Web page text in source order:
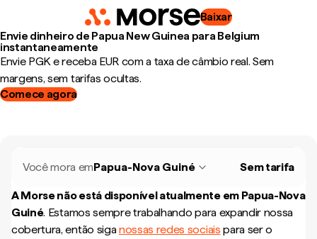
Baixar
Envie dinheiro de Papua New Guinea para Belgium
instantaneamente
Envie PGK e receba EUR com a taxa de câmbio real. Sem
margens, sem tarifas ocultas.
Comece agora
Você mora emPapua-Nova Guiné Sem tarifa
A Morse não está disponível atualmente em Papua-Nova
Guiné. Estamos sempre trabalhando para expandir nossa
cobertura, então siganossas redes sociais para ser o